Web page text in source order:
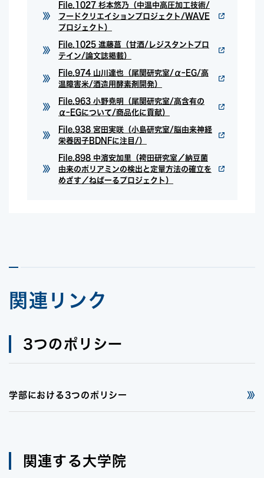
File.1027 杉本悠乃（中温中高圧加工技術/
フードクリエイションプロジェクト/WAVE
プロジェクト）
File.1025 進藤菖（甘酒/レジスタントプロ
テイン/論文誌掲載）
File.974 山川達也（尾関研究室/αｰEG/高
温障害米/酒造用酵素剤開発）
File.963 小野尭明（尾関研究室/高含有の
αｰEGについて/商品化に貢献）
File.938 宮田実咲（小島研究室/脳由来神経
栄養因子BDNFに注目/）
File.898 中濱安加里（袴田研究室／納豆菌
由来のポリアミンの検出と定量方法の確立を
めざす／ねばーるプロジェクト）
関連リンク
3つのポリシー
学部における3つのポリシー
関連する大学院